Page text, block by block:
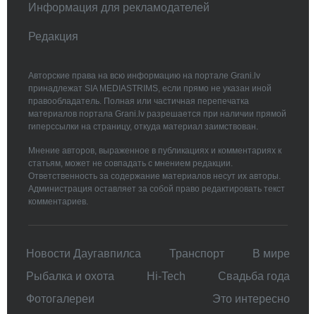
Информация для рекламодателей
Редакция
Авторские права на всю информацию на портале Grani.lv
принадлежат SIA MEDIASTRIMS, если прямо не указан иной
правообладатель. Полная или частичная перепечатка
материалов портала Grani.lv разрешается при наличии прямой
гиперссылки на страницу, откуда материал заимствован.
Мнение авторов, выраженное в публикациях и комментариях к
статьям, может не совпадать с мнением редакции.
Ответственность за содержание материалов несут их авторы.
Администрация оставляет за собой право редактировать текст
комментариев.
Новости Даугавпилса Транспорт
В мире
Рыбалка и охота
Hi-Tech
Свадьбa года
Фотогалереи
Это интересно